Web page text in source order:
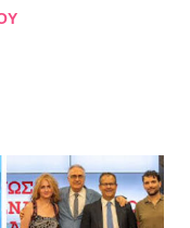
ταμπέλες που
γεννήθηκε το 1989 και
το Τμήμα Νομικής του